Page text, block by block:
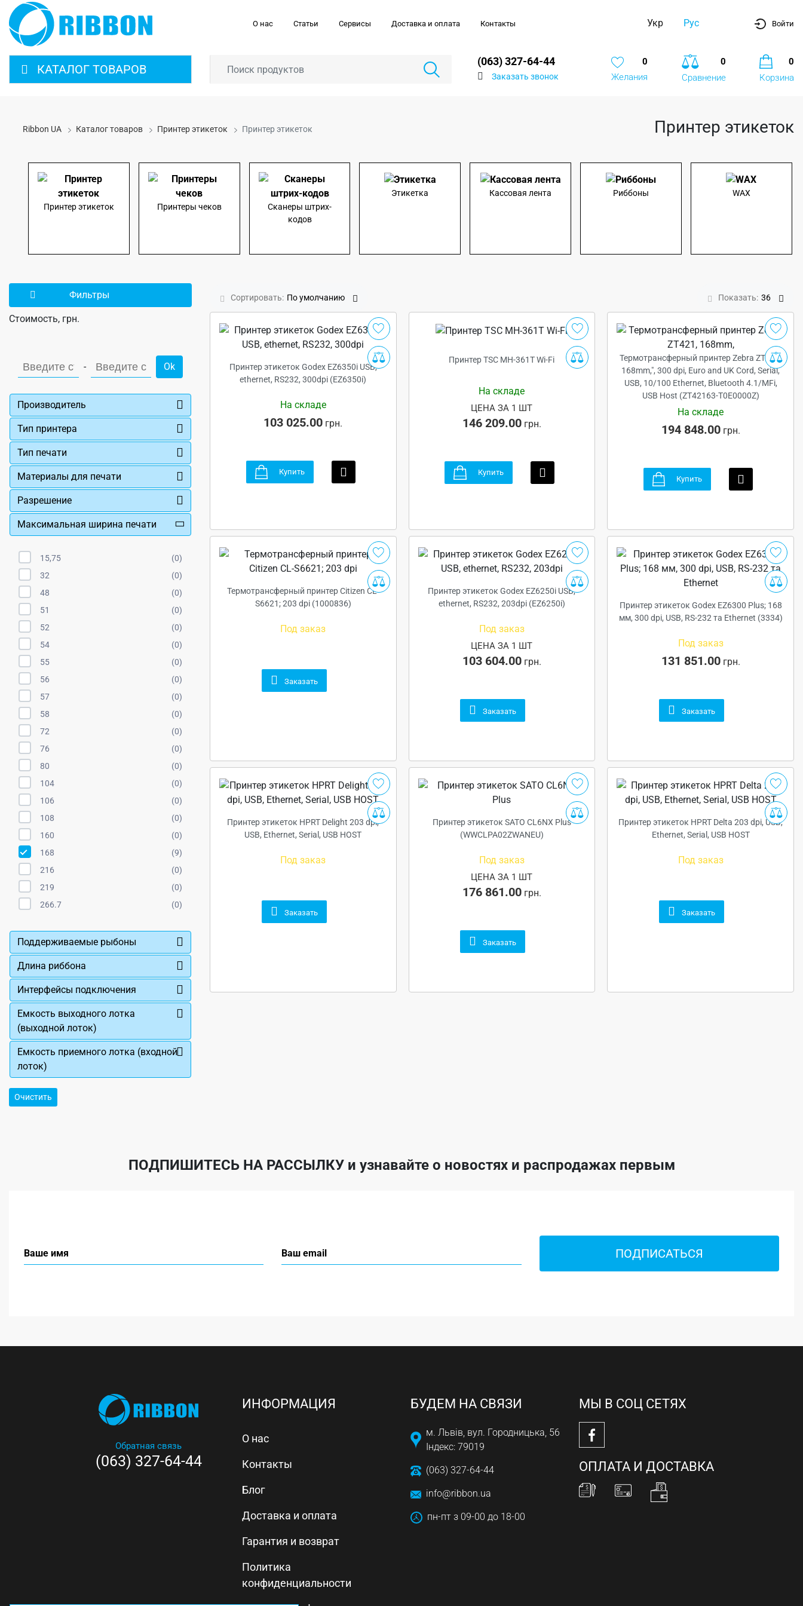
О нас Статьи Сервисы Доставка и оплата Контакты Укр Рус Войти
КАТАЛОГ ТОВАРОВ
(063) 327-64-44
Заказать звонок
0
Желания
0
Сравнение
0
Корзина
Ribbon UA Каталог товаров Принтер этикеток Принтер этикеток Принтер этикеток
Принтер этикеток Принтеры чеков
Сканеры штрих-
кодов
Этикетка Кассовая лента Риббоны WAX
Фильтры
Стоимость, грн.
- Ok
Производитель
Тип принтера
Тип печати
Материалы для печати
Разрешение
Максимальная ширина печати
15,75
(0)
32
(0)
48
(0)
51
(0)
52
(0)
54
(0)
55
(0)
56
(0)
57
(0)
58
(0)
72
(0)
76
(0)
80
(0)
104
(0)
106
(0)
108
(0)
160
(0)
168
(9)
216
(0)
219
(0)
266.7
(0)
Поддерживаемые рыбоны
Длина риббона
Интерфейсы подключения
Емкость выходного лотка
(выходной лоток)
Емкость приемного лотка (входной
лоток)
Очистить
Сортировать: По умолчанию Показать: 36
Принтер этикеток Godex EZ6350i USB,
ethernet, RS232, 300dpi (EZ6350i)
На складе
103 025.00 грн.
Купить
Принтер TSC MH-361T Wi-Fi
На складе
146 209.00грн.
ЦЕНА ЗА 1 ШТ
Купить
Термотрансферный принтер Zebra ZT421,
168mm,", 300 dpi, Euro and UK Cord, Serial,
USB, 10/100 Ethernet, Bluetooth 4.1/MFi,
USB Host (ZT42163-T0E0000Z)
На складе
194 848.00грн.
Купить
Термотрансферный принтер Citizen CL-
S6621; 203 dpi (1000836)
Под заказ
Заказать
Принтер этикеток Godex EZ6250i USB,
ethernet, RS232, 203dpi (EZ6250i)
Под заказ
103 604.00грн.
ЦЕНА ЗА 1 ШТ
Заказать
Принтер этикеток Godex EZ6300 Plus; 168
мм, 300 dpi, USB, RS-232 та Ethernet (3334)
Под заказ
131 851.00грн.
Заказать
Принтер этикеток HPRT Delight 203 dpi,
USB, Ethernet, Serial, USB HOST
Под заказ
Заказать
Принтер этикеток SATO CL6NX Plus
(WWCLPA02ZWANEU)
Под заказ
176 861.00грн.
ЦЕНА ЗА 1 ШТ
Заказать
Принтер этикеток HPRT Delta 203 dpi, USB,
Ethernet, Serial, USB HOST
Под заказ
Заказать
ПОДПИШИТЕСЬ НА РАССЫЛКУи узнавайте о новостях и распродажах первым
ПОДПИСАТЬСЯ
Обратная связь
(063) 327-64-44
ИНФОРМАЦИЯ
О нас
Контакты
Блог
Доставка и оплата
Гарантия и возврат
Политика
конфиденциальности
БУДЕМ НА СВЯЗИ
м. Львів, вул. Городницька, 56
Індекс: 79019
(063) 327-64-44
info@ribbon.ua
пн-пт з 09-00 до 18-00
МЫ В СОЦ СЕТЯХ
ОПЛАТА И ДОСТАВКА